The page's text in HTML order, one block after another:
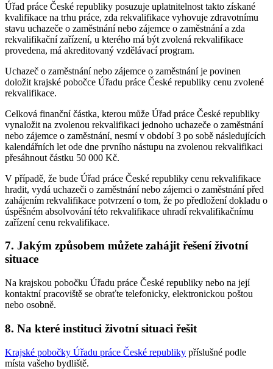
Úřad práce České republiky posuzuje uplatnitelnost takto získané
kvalifikace na trhu práce, zda rekvalifikace vyhovuje zdravotnímu
stavu uchazeče o zaměstnání nebo zájemce o zaměstnání a zda
rekvalifikační zařízení, u kterého má být zvolená rekvalifikace
provedena, má akreditovaný vzdělávací program.
Uchazeč o zaměstnání nebo zájemce o zaměstnání je povinen
doložit krajské pobočce Úřadu práce České republiky cenu zvolené
rekvalifikace.
Celková finanční částka, kterou může Úřad práce České republiky
vynaložit na zvolenou rekvalifikaci jednoho uchazeče o zaměstnání
nebo zájemce o zaměstnání, nesmí v období 3 po sobě následujících
kalendářních let ode dne prvního nástupu na zvolenou rekvalifikaci
přesáhnout částku 50 000 Kč.
V případě, že bude Úřad práce České republiky cenu rekvalifikace
hradit, vydá uchazeči o zaměstnání nebo zájemci o zaměstnání před
zahájením rekvalifikace potvrzení o tom, že po předložení dokladu o
úspěšném absolvování této rekvalifikace uhradí rekvalifikačnímu
zařízení cenu rekvalifikace.
7. Jakým způsobem můžete zahájit řešení životní
situace
Na krajskou pobočku Úřadu práce České republiky nebo na její
kontaktní pracoviště se obraťte telefonicky, elektronickou poštou
nebo osobně.
8. Na které instituci životní situaci řešit
Krajské pobočky Úřadu práce České republiky příslušné podle
místa vašeho bydliště.